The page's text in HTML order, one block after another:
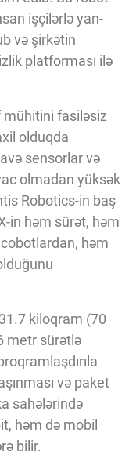
işçilərlə yan-
və şirkətin
platforması ilə
fasiləsiz
olduqda
sensorlar və
olmadan yüksək
Robotics-in baş
in həm sürət, həm
həm
kiloqram (70
metr sürətlə
və paket
sahələrində
həm də mobil
bilir.